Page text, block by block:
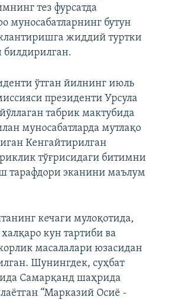
тез фурсатда
муносабатларнинг бутун
жиддий туртки
билдирилган.
ўтган йилнинг июль
президенти Урсула
табрик мактубида
муносабатларда мутлақо
Кенгайтирилган
тўғрисидаги битимни
тарафдори эканини маълум
кечаги мулоқотида,
кун тартиби ва
масалалари юзасидан
Шунингдек, суҳбат
Самарқанд шаҳрида
“Марказий Осиё -